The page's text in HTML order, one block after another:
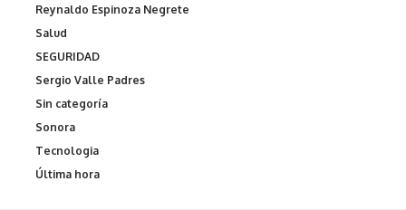
Reynaldo Espinoza Negrete
Salud
SEGURIDAD
Sergio Valle Padres
Sin categoría
Sonora
Tecnologia
Última hora